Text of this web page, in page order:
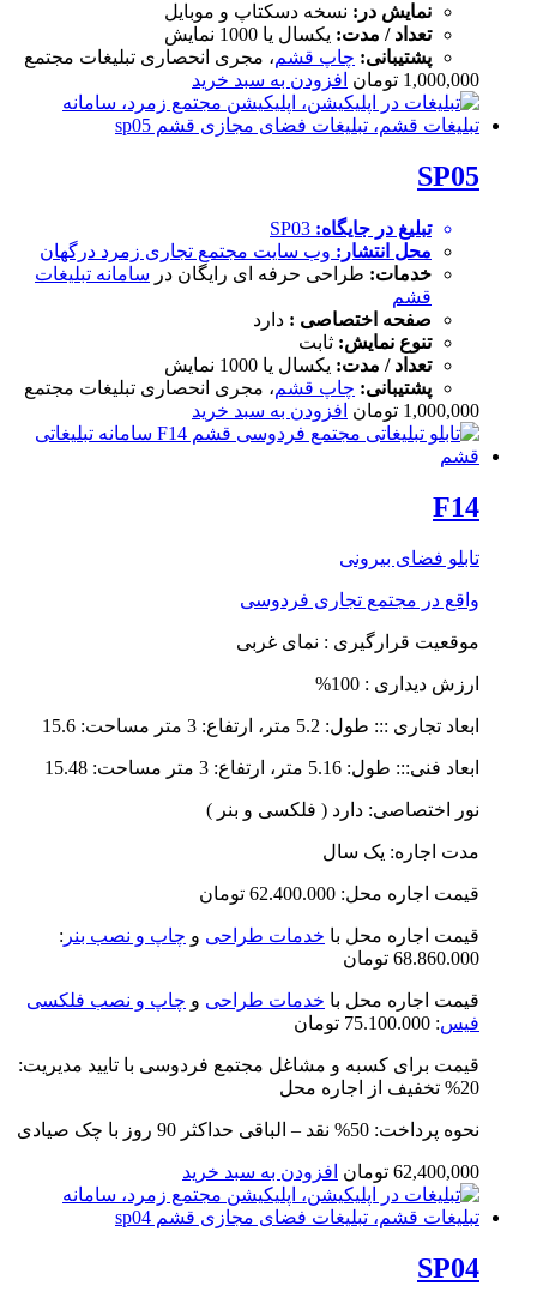
نمایش در: نسخه دسکتاپ و موبایل
تعداد / مدت: یکسال یا 1000 نمایش
پشتیبانی: چاپ قشم، مجری انحصاری تبلیغات مجتمع
1,000,000 تومان افزودن به سبد خرید
SP05
تبلیغ در جایگاه:
محل انتشار: وب سایت مجتمع تجاری زمرد درگهان
خدمات: طراحی حرفه ای رایگان در سامانه تبلیغات
قشم
صفحه اختصاصی : دارد
تنوع نمایش: ثابت
تعداد / مدت: یکسال یا 1000 نمایش
پشتیبانی: چاپ قشم، مجری انحصاری تبلیغات مجتمع
1,000,000 تومان افزودن به سبد خرید
F14
تابلو فضای بیرونی
واقع در مجتمع تجاری فردوسی
موقعیت قرارگیری : نمای غربی
ارزش دیداری : 100%
ابعاد تجاری ::: طول: 5.2 متر، ارتفاع: 3 متر مساحت: 15.6
ابعاد فنی::: طول: 5.16 متر، ارتفاع: 3 متر مساحت: 15.48
نور اختصاصی: دارد ( فلکسی و بنر )
مدت اجاره: یک سال
قیمت اجاره محل: 62.400.000 تومان
قیمت اجاره محل با خدمات طراحی و چاپ و نصب بنر :
68.860.000 تومان
قیمت اجاره محل با خدمات طراحی و چاپ و نصب فلکسی
فیس: 75.100.000 تومان
قیمت برای کسبه و مشاغل مجتمع فردوسی با تایید مدیریت:
20% تخفیف از اجاره محل
نحوه پرداخت: 50% نقد – الباقی حداکثر 90 روز با چک صیادی
62,400,000 تومان افزودن به سبد خرید
SP04